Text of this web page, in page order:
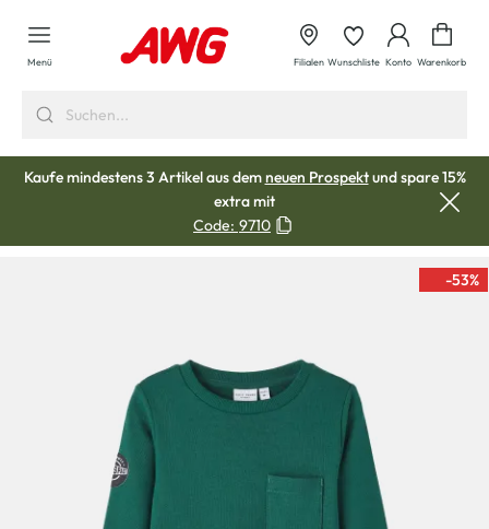
springen
Menü Filialen Wunschliste Konto Warenkorb
Kaufe mindestens 3 Artikel aus demneuen Prospektund spare 15%
extra mit
Code: 9710
-53%